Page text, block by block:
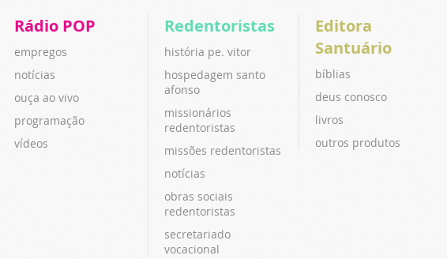
Rádio POP
empregos
notícias
ouça ao vivo
programação
vídeos
Redentoristas
história pe. vitor
hospedagem santo
afonso
missionários
redentoristas
missões redentoristas
notícias
obras sociais
redentoristas
secretariado
vocacional
Editora
Santuário
bíblias
deus conosco
livros
outros produtos